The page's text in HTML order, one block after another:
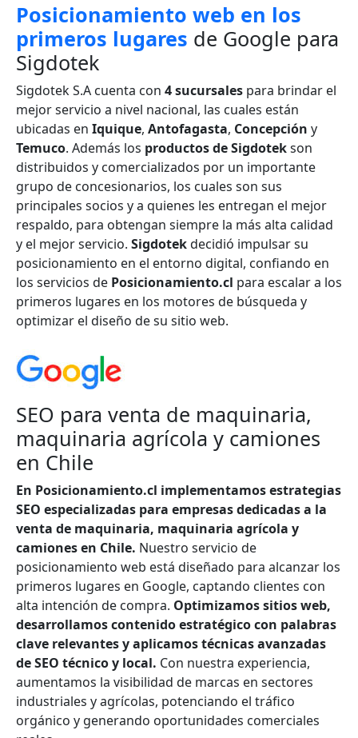
Posicionamiento web en los
primeros lugares de Google para
Sigdotek
Sigdotek S.A cuenta con 4 sucursales para brindar el
mejor servicio a nivel nacional, las cuales están
ubicadas en Iquique, Antofagasta, Concepción y
Temuco. Además los productos de Sigdotekson
distribuidos y comercializados por un importante
grupo de concesionarios, los cuales son sus
principales socios y a quienes les entregan el mejor
respaldo, para obtengan siempre la más alta calidad
y el mejor servicio. Sigdotekdecidió impulsar su
posicionamiento en el entorno digital, confiando en
los servicios de Posicionamiento.cl para escalar a los
primeros lugares en los motores de búsqueda y
optimizar el diseño de su sitio web.
SEO para venta de maquinaria,
maquinaria agrícola y camiones
en Chile
En Posicionamiento.cl implementamos estrategias
SEO especializadas para empresas dedicadas a la
venta de maquinaria, maquinaria agrícola y
camiones en Chile. Nuestro servicio de
posicionamiento web está diseñado para alcanzar los
primeros lugares en Google, captando clientes con
alta intención de compra. Optimizamos sitios web,
desarrollamos contenido estratégico con palabras
clave relevantes y aplicamos técnicas avanzadas
de SEO técnico y local. Con nuestra experiencia,
aumentamos la visibilidad de marcas en sectores
industriales y agrícolas, potenciando el tráfico
orgánico y generando oportunidades comerciales